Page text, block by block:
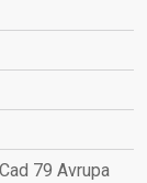
79 Avrupa